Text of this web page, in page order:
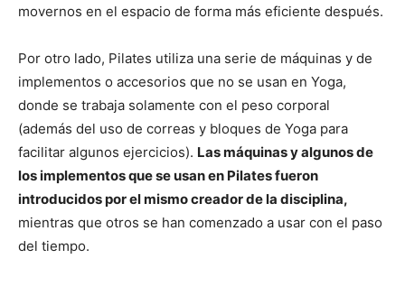
movernos en el espacio de forma más eficiente después.
Por otro lado, Pilates utiliza una serie de máquinas y de
implementos o accesorios que no se usan en Yoga,
donde se trabaja solamente con el peso corporal
(además del uso de correas y bloques de Yoga para
facilitar algunos ejercicios). Las máquinas y algunos de
los implementos que se usan en Pilates fueron
introducidos por el mismo creador de la disciplina,
mientras que otros se han comenzado a usar con el paso
del tiempo.